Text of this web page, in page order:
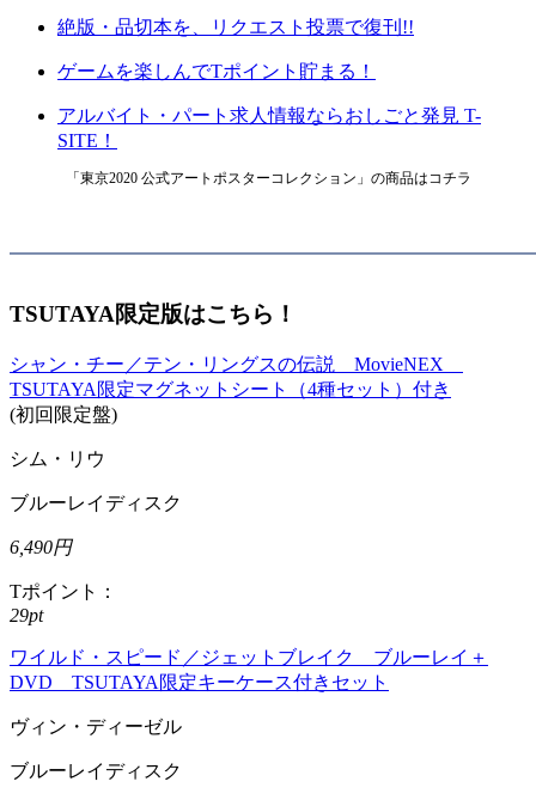
絶版・品切本を、リクエスト投票で復刊!!
ゲームを楽しんでTポイント貯まる！
アルバイト・パート求人情報ならおしごと発見 T-
SITE！
「東京2020 公式アートポスターコレクション」の商品はコチラ
TSUTAYA限定版はこちら！
シャン・チー／テン・リングスの伝説 MovieNEX
TSUTAYA限定マグネットシート（4種セット）付き
(初回限定盤)
シム・リウ
ブルーレイディスク
6,490円
Tポイント：
29pt
ワイルド・スピード／ジェットブレイク ブルーレイ＋
DVD TSUTAYA限定キーケース付きセット
ヴィン・ディーゼル
ブルーレイディスク